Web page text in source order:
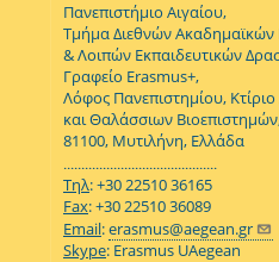
Πανεπιστήμιο Αιγαίου,
Τμήμα Διεθνών
& Λοιπών Εκπαιδευτικών
Γραφείο Erasmus+,
Λόφος Πανεπιστημίου,
και Θαλάσσιων
81100, Μυτιλήνη, Ελλάδα
...........................................
Τηλ: +30 22510 36165
Fax: +30 22510 36089
Email:erasmus@aegean.gr
Skype: Erasmus UAegean